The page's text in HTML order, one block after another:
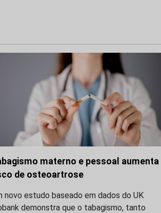
materno e pessoal aumenta
de osteoartrose
novo estudo baseado em dados do UK
demonstra que o tabagismo, tanto